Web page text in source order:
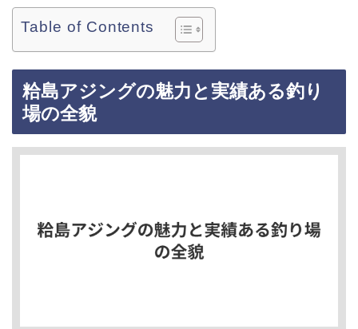
Table of Contents
粭島アジングの魅力と実績ある釣り
場の全貌